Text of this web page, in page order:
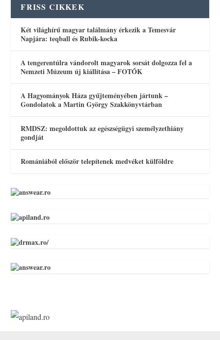
FRISS CIKKEK
Két világhírű magyar találmány érkezik a Temesvár
Napjára: teqball és Rubik-kocka
A tengerentúlra vándorolt magyarok sorsát dolgozza fel a
Nemzeti Múzeum új kiállítása – FOTÓK
A Hagyományok Háza gyűjteményében jártunk –
Gondolatok a Martin György Szakkönyvtárban
RMDSZ: megoldottuk az egészségügyi személyzethiány
gondját
Romániából először telepítenek medvéket külföldre